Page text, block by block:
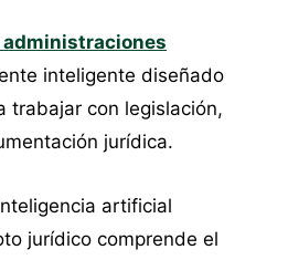
inteligente diseñado
trabajar con legislación,
jurídica.
artificial
jurídico comprende el